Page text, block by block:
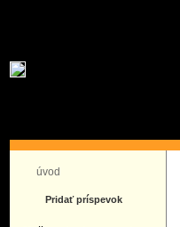
úvod
Pridať príspevok